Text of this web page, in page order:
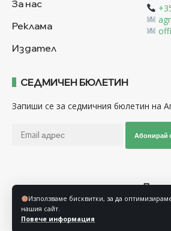
Използваме бисквитки, за да
нашия сайт.
Повече информация
За нас
Реклама
Издател
СЕДМИЧЕН БЮЛЕТИН
Запиши се за седмичния бюлетин на
Абонирай
Общи условия
Политика за